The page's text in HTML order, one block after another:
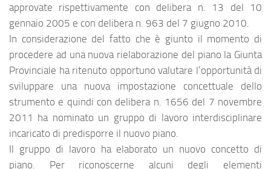
approvate rispettivamente con delibera n. 13 del 10
gennaio 2005 e con delibera n. 963 del 7 giugno 2010.
In considerazione del fatto che è giunto il momento di
procedere ad una nuova rielaborazione del piano la Giunta
Provinciale ha ritenuto opportuno valutare l’opportunità di
sviluppare una nuova impostazione concettuale dello
strumento e quindi con delibera n. 1656 del 7 novembre
2011 ha nominato un gruppo di lavoro interdisciplinare
incaricato di predisporre il nuovo piano.
Il gruppo di lavoro ha elaborato un nuovo concetto di
piano. Per riconoscerne alcuni degli elementi